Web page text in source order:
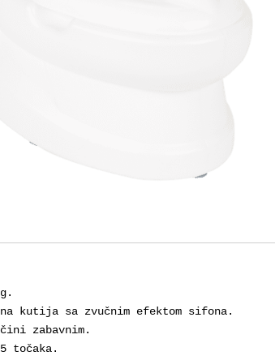
kutija sa zvučnim efektom sifona.
zabavnim.
točaka.